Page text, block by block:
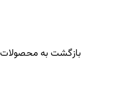
بازگشت به محصولات